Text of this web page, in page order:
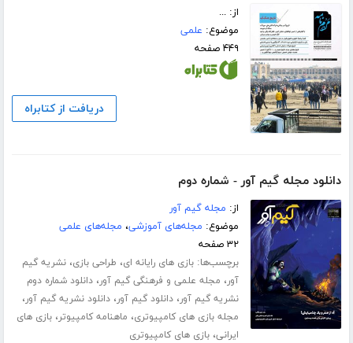
از: ...
موضوع: علمی
۴۴۹ صفحه
دریافت از کتابراه
دانلود مجله گیم آور - شماره دوم
از: مجله گیم آور
موضوع: مجله‌های آموزشی، مجله‌های علمی
۳۲ صفحه
برچسب‌ها:بازی های رایانه ای، طراحی بازی،نشریه گیم
آور، مجله علمی و فرهنگی گیم آور،دانلود شماره دوم
نشریه گیم آور،دانلود گیم آور،دانلود نشریه گیم آور،
مجله بازی های کامپیوتری، ماهنامه کامپیوتر،بازی های
ایرانی،بازی های کامپیوتری